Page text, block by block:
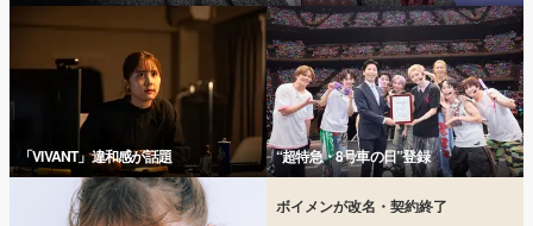
「VIVANT」違和感が話題 “超特急・8号車の日”登録
ボイメンが改名・契約終了